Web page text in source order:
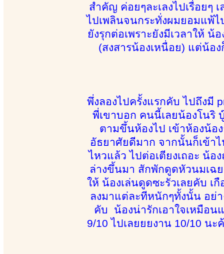
สำคัญ ค่อยๆละเลงไปเรื่อยๆ
ไปเพลินจนกระทั่งผมยอมแพ้
ยังรุกต่อเพราะยังมีเวลาให้
(สงสารน้องเหนื่อย) แต่น้อ
พึ่งลองไปครั้งแรกคับ ไปถึง
พี่เขาบอก คนนี้เลยน้องโนริ
ตามขึ้นห้องไป เข้าห้องน้อ
อัธยาศัยดีมาก จากนั้นก็เข้าไ
ไหวแล้ว ไปต่อเตียงเถอะ น้
ล่างขึ้นมา สักพักดูดหัวนมเฉย
ให้ น้องเล่นดูดซะรัวเลยคับ เ
ลงมาแต่ละทีหนักๆทั้งนั้น อย่
คับ น้องน่ารักเอาใจเหมือ
9/10 ไปเลยยยงาน 10/10 น